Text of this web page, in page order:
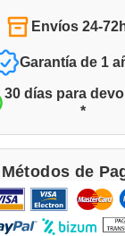
Envíos 24-
Garantía de 1
30 días para
*
Métodos de